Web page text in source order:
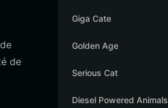
de
Giga Cate
Golden Age
Serious Cat
Diesel Powered Animals